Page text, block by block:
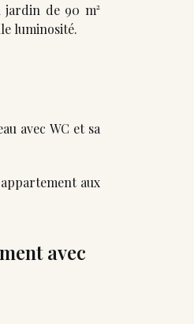
jardin de 90 m²
luminosité.
avec WC et sa
aux
avec